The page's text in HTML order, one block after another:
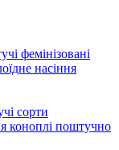
фемінізовані
насіння
сорти
коноплі поштучно